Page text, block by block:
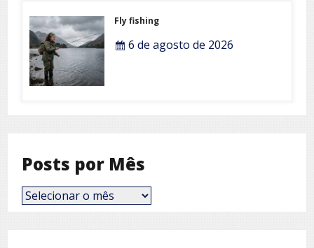
Fly fishing
6 de agosto de 2026
Posts por Mês
Posts
por